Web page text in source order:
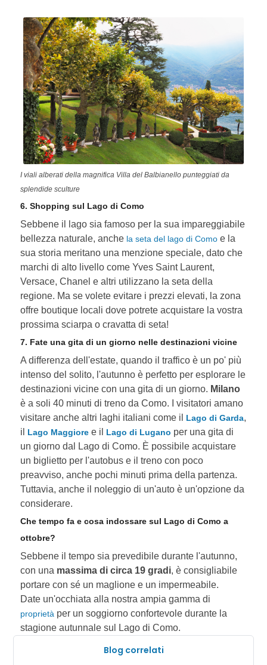
I viali alberati della magnifica Villa del Balbianello punteggiati da
splendide sculture
6. Shopping sul Lago di Como
Sebbene il lago sia famoso per la sua impareggiabile
bellezza naturale, anche la seta del lago di Como e la
sua storia meritano una menzione speciale, dato che
marchi di alto livello come Yves Saint Laurent,
Versace, Chanel e altri utilizzano la seta della
regione. Ma se volete evitare i prezzi elevati, la zona
offre boutique locali dove potrete acquistare la vostra
prossima sciarpa o cravatta di seta!
7. Fate una gita di un giorno nelle destinazioni vicine
A differenza dell'estate, quando il traffico è un po' più
intenso del solito, l'autunno è perfetto per esplorare le
destinazioni vicine con una gita di un giorno. Milano
è a soli 40 minuti di treno da Como. I visitatori amano
visitare anche altri laghi italiani come il Lago di Garda,
il Lago Maggiore e il Lago di Lugano per una gita di
un giorno dal Lago di Como. È possibile acquistare
un biglietto per l'autobus e il treno con poco
preavviso, anche pochi minuti prima della partenza.
Tuttavia, anche il noleggio di un'auto è un'opzione da
considerare.
Che tempo fa e cosa indossare sul Lago di Como a
ottobre?
Sebbene il tempo sia prevedibile durante l'autunno,
con una massima di circa 19 gradi, è consigliabile
portare con sé un maglione e un impermeabile.
Date un'occhiata alla nostra ampia gamma di
proprietà per un soggiorno confortevole durante la
stagione autunnale sul Lago di Como.
Blog correlati